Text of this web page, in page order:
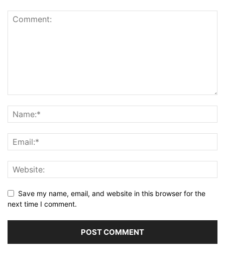
Save my name, email, and website in this browser for the
next time I comment.